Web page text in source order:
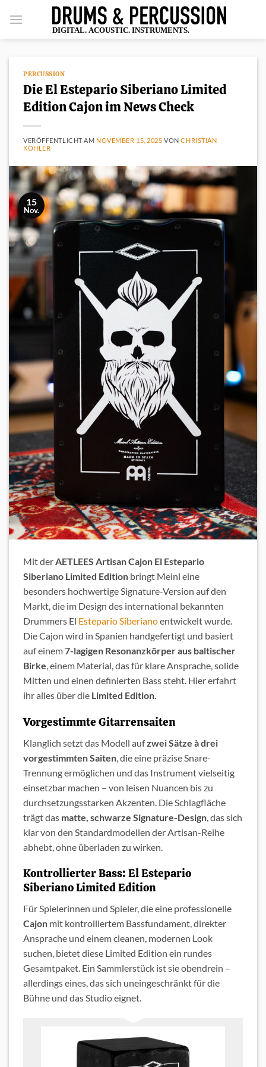
Inhalt
springen
PERCUSSION
Die El Estepario Siberiano Limited
Edition Cajon im News Check
VERÖFFENTLICHT AM NOVEMBER 15, 2025 VONCHRISTIAN
KÖHLER
15
Nov.
Mit derAETLEES Artisan Cajon El Estepario
Siberiano Limited Edition bringt Meinl eine
besonders hochwertige Signature-Version auf den
Markt, die im Design des international bekannten
Drummers El Estepario Siberianoentwickelt wurde.
Die Cajon wird in Spanien handgefertigt und basiert
auf einem7-lagigen Resonanzkörper aus baltischer
Birke, einem Material, das für klare Ansprache, solide
Mitten und einen definierten Bass steht. Hier erfahrt
ihr alles über die Limited Edition.
Vorgestimmte Gitarrensaiten
Klanglich setzt das Modell aufzwei Sätze à drei
vorgestimmten Saiten , die eine präzise Snare-
Trennung ermöglichen und das Instrument vielseitig
einsetzbar machen – von leisen Nuancen bis zu
durchsetzungsstarken Akzenten. Die Schlagfläche
trägt das matte, schwarze Signature-Design , das sich
klar von den Standardmodellen der Artisan-Reihe
abhebt, ohne überladen zu wirken.
Kontrollierter Bass: El Estepario
Siberiano Limited Edition
Für Spielerinnen und Spieler, die eine professionelle
Cajon mit kontrolliertem Bassfundament, direkter
Ansprache und einem cleanen, modernen Look
suchen, bietet diese Limited Edition ein rundes
Gesamtpaket. Ein Sammlerstück ist sie obendrein –
allerdings eines, das sich uneingeschränkt für die
Bühne und das Studio eignet.